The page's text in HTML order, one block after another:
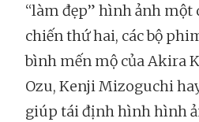
“làm đẹp” hình ảnh một
chiến thứ hai, các bộ
bình mến mộ của Akira
Ozu, Kenji Mizoguchi
giúp tái định hình hình